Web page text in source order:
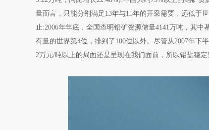
量而言，只能分别满足13年与15年的开采需要，远低于
止:2006年年底，全国查明铅矿资源储量4141万吨，其
有量的世界第4位，排到了100位以外。尽管从2007年下
2万元/吨以上的局面还是呈现在我们面前，所以铅盐稳